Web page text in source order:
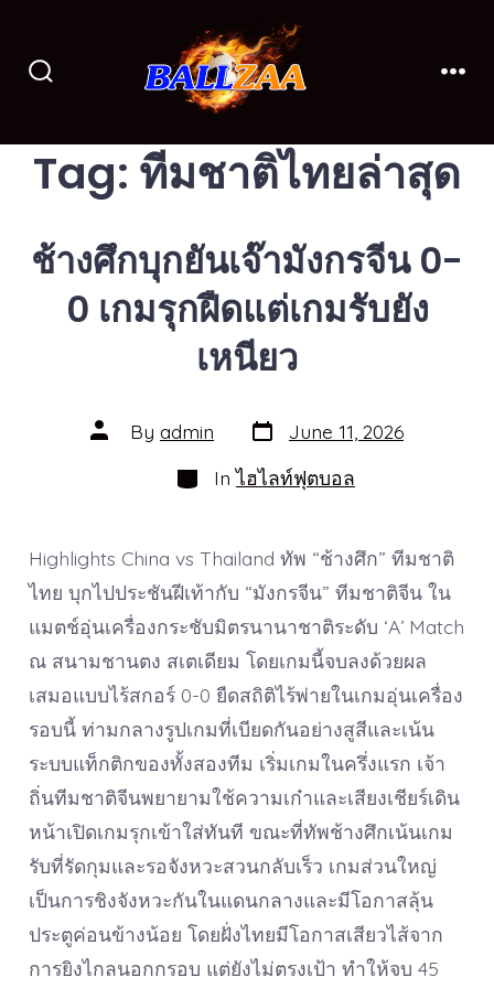
content
Tag: ทีมชาติไทยล่าสุด
ช้างศึกบุกยันเจ๊ามังกรจีน 0-
0 เกมรุกฝืดแต่เกมรับยัง
เหนียว
Post
author
By admin Post
date
June 11, 2026
Categories
Inไฮไลท์ฟุตบอล
Highlights China vs Thailand ทัพ “ช้างศึก” ทีมชาติ
ไทย บุกไปประชันฝีเท้ากับ “มังกรจีน” ทีมชาติจีน ใน
แมตช์อุ่นเครื่องกระชับมิตรนานาชาติระดับ ‘A’ Match
ณ สนามชานตง สเตเดียม โดยเกมนี้จบลงด้วยผล
เสมอแบบไร้สกอร์ 0-0 ยืดสถิติไร้พ่ายในเกมอุ่นเครื่อง
รอบนี้ ท่ามกลางรูปเกมที่เบียดกันอย่างสูสีและเน้น
ระบบแท็กติกของทั้งสองทีม เริ่มเกมในครึ่งแรก เจ้า
ถิ่นทีมชาติจีนพยายามใช้ความเก๋าและเสียงเชียร์เดิน
หน้าเปิดเกมรุกเข้าใส่ทันที ขณะที่ทัพช้างศึกเน้นเกม
รับที่รัดกุมและรอจังหวะสวนกลับเร็ว เกมส่วนใหญ่
เป็นการชิงจังหวะกันในแดนกลางและมีโอกาสลุ้น
ประตูค่อนข้างน้อย โดยฝั่งไทยมีโอกาสเสียวไส้จาก
การยิงไกลนอกกรอบ แต่ยังไม่ตรงเป้า ทำให้จบ 45